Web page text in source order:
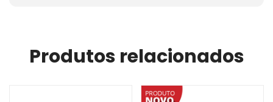
Produtos relacionados